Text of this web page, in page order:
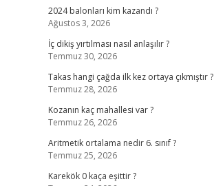
2024 balonları kim kazandı ?
Ağustos 3, 2026
İç dikiş yırtılması nasıl anlaşılır ?
Temmuz 30, 2026
Takas hangi çağda ilk kez ortaya çıkmıştır ?
Temmuz 28, 2026
Kozanın kaç mahallesi var ?
Temmuz 26, 2026
Aritmetik ortalama nedir 6. sınıf ?
Temmuz 25, 2026
Karekök 0 kaça eşittir ?